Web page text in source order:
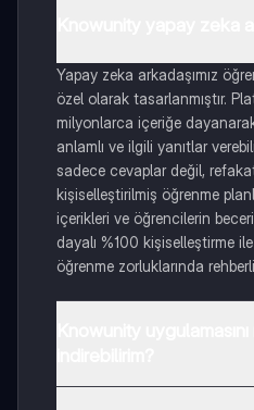
Yapay zeka arkadaşımız
özel olarak tasarlanmıştır.
milyonlarca içeriğe
anlamlı ve ilgili yanıtlar
sadece cevaplar değil,
kişiselleştirilmiş öğrenme
içerikleri ve öğrencilerin
dayalı %100 kişiselleştirme
öğrenme zorluklarında